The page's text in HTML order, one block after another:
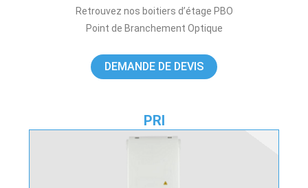
Retrouvez nos boitiers d’étage PBO
Point de Branchement Optique
DEMANDE DE DEVIS
PRI